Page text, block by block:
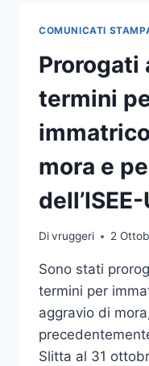
DELLE
TASSE
COMUNICATI
Prorogati
termini
mora e
dell’ISEE-
Divruggeri 2
Sono stati
termini per
aggravio di
Slitta al 31